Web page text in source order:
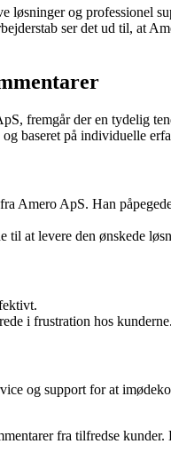
løsninger og professionel
ser det ud til, at
fremgår der en tydelig
baseret på individuelle
Amero ApS. Han
til at levere den ønskede
i frustration hos kunderne.
og support for at
fra tilfredse